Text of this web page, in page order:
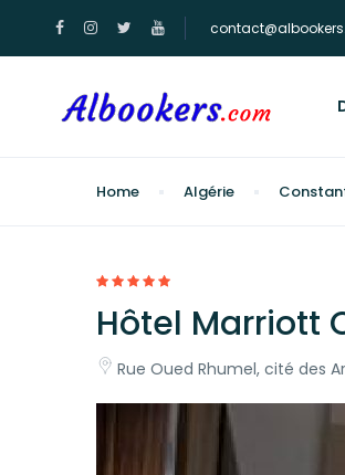
Home Algérie
Hôtel Marriott
Rue Oued Rhumel, cité des